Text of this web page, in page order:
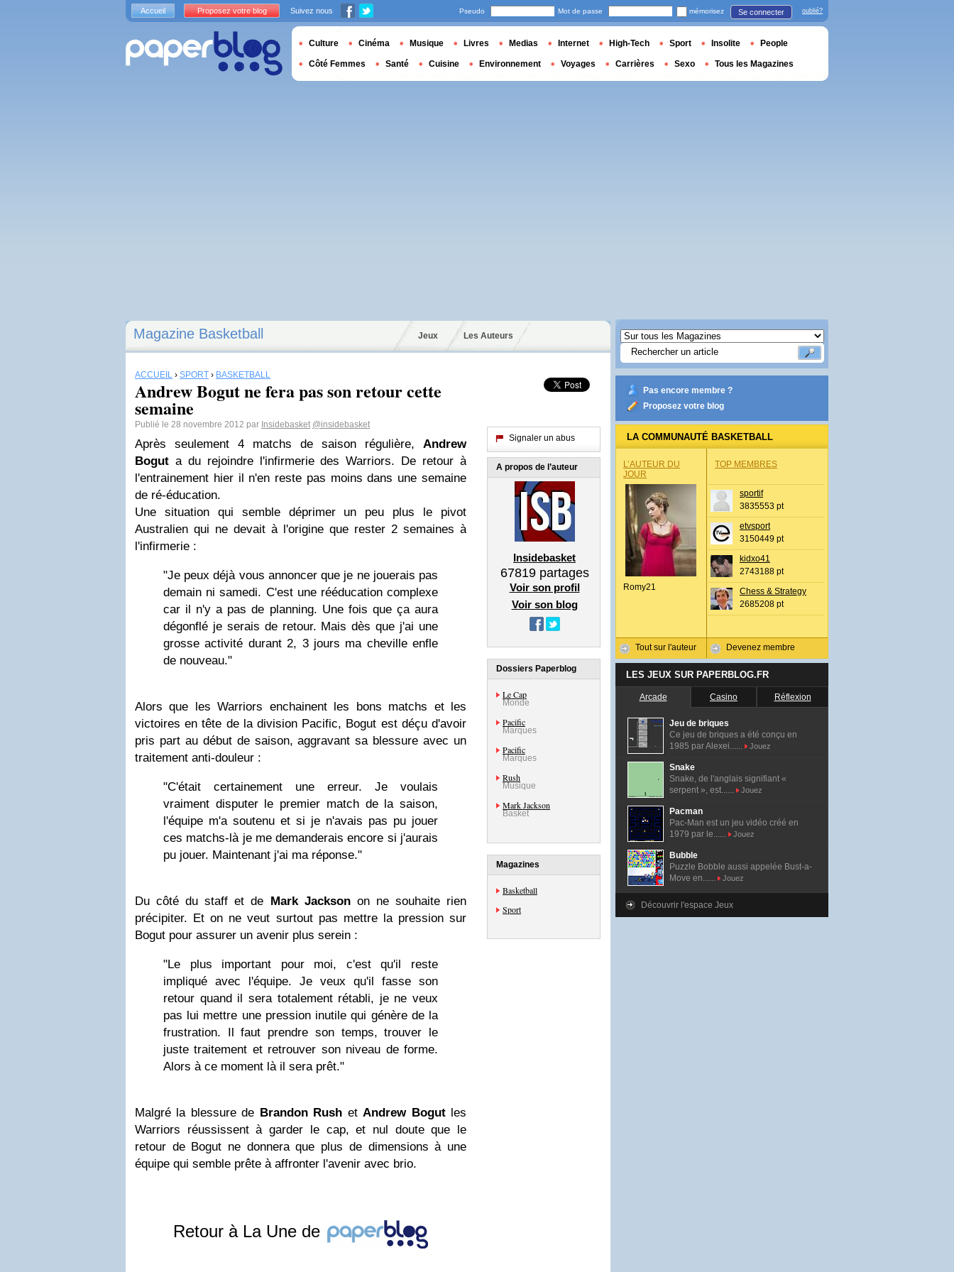
Magazine Basketball Jeux Les Auteurs
ACCUEIL › SPORT › BASKETBALL
Andrew Bogut ne fera pas son retour cette
semaine
Publié le 28 novembre 2012 par Insidebasket @insidebasket
Après seulement 4 matchs de saison régulière, Andrew
Bogut a du rejoindre l'infirmerie des Warriors. De retour à
l'entrainement hier il n'en reste pas moins dans une semaine
de ré-éducation.
Une situation qui semble déprimer un peu plus le pivot
Australien qui ne devait à l'origine que rester 2 semaines à
l'infirmerie :
"Je peux déjà vous annoncer que je ne jouerais pas
demain ni samedi. C'est une rééducation complexe
car il n'y a pas de planning. Une fois que ça aura
dégonflé je serais de retour. Mais dès que j'ai une
grosse activité durant 2, 3 jours ma cheville enfle
de nouveau."
Alors que les Warriors enchainent les bons matchs et les
victoires en tête de la division Pacific, Bogut est déçu d'avoir
pris part au début de saison, aggravant sa blessure avec un
traitement anti-douleur :
"C'était certainement une erreur. Je voulais
vraiment disputer le premier match de la saison,
l'équipe m'a soutenu et si je n'avais pas pu jouer
ces matchs-là je me demanderais encore si j'aurais
pu jouer. Maintenant j'ai ma réponse."
Du côté du staff et de Mark Jacksonon ne souhaite rien
précipiter. Et on ne veut surtout pas mettre la pression sur
Bogut pour assurer un avenir plus serein :
"Le plus important pour moi, c'est qu'il reste
impliqué avec l'équipe. Je veux qu'il fasse son
retour quand il sera totalement rétabli, je ne veux
pas lui mettre une pression inutile qui génère de la
frustration. Il faut prendre son temps, trouver le
juste traitement et retrouver son niveau de forme.
Alors à ce moment là il sera prêt."
Malgré la blessure de Brandon Rush etAndrew Bogutles
Warriors réussissent à garder le cap, et nul doute que le
retour de Bogut ne donnera que plus de dimensions à une
équipe qui semble prête à affronter l'avenir avec brio.
Retour à La Une de
Signaler un abus
A propos de l’auteur
Insidebasket
67819partages
Voir son profil
Voir son blog
Dossiers Paperblog
Le Cap
Monde
Pacific
Marques
Pacific
Marques
Rush
Musique
Mark Jackson
Basket
Magazines
Basketball
Sport
Pas encore membre ?
Proposez votre blog
LA COMMUNAUTÉ BASKETBALL
L’AUTEUR DU
JOUR
Romy21
Tout sur l'auteur
TOP MEMBRES
sportif
3835553 pt
etvsport
3150449 pt
kidxo41
2743188 pt
Chess & Strategy
2685208 pt
Devenez membre
LES JEUX SUR PAPERBLOG.FR
Arcade Casino Réflexion
Jeu de briques
Ce jeu de briques a été conçu en
1985 par Alexei......
Jouez
Snake
Snake, de l'anglais signifiant «
serpent », est......
Jouez
Pacman
Pac-Man est un jeu vidéo créé en
1979 par le......
Jouez
Bubble
Puzzle Bobble aussi appelée Bust-a-
Move en......
Jouez
Découvrir l'espace Jeux
Accueil Proposez votre blog Suivez nous Pseudo Mot de passe mémorisez Se connecter oublié?
Culture Cinéma Musique Livres Medias Internet High-Tech Sport Insolite People
Côté Femmes Santé Cuisine Environnement Voyages Carrières Sexo Tous les Magazines